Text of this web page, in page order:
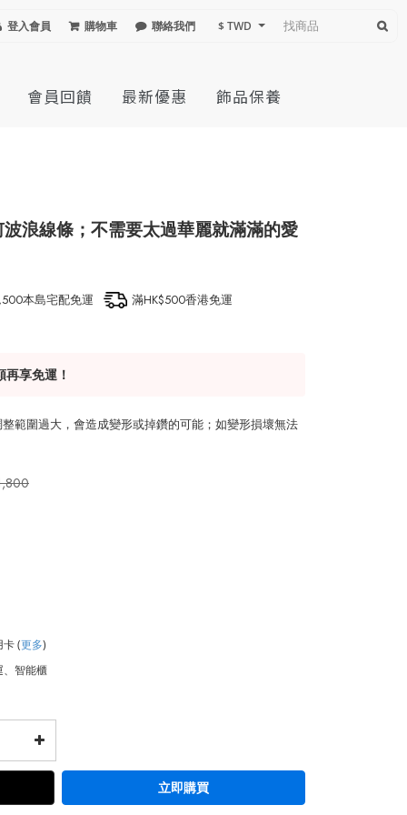
登入會員 購物車 聯絡我們 $ TWD
會員回饋 最新優惠 飾品保養
浪線條；不需要太過華麗就滿滿的愛
本島宅配免運 滿HK$500香港免運
享免運！
範圍過大，會造成變形或掉鑽的可能；如變形損壞無法
卡(更多)
、智能櫃
立即購買